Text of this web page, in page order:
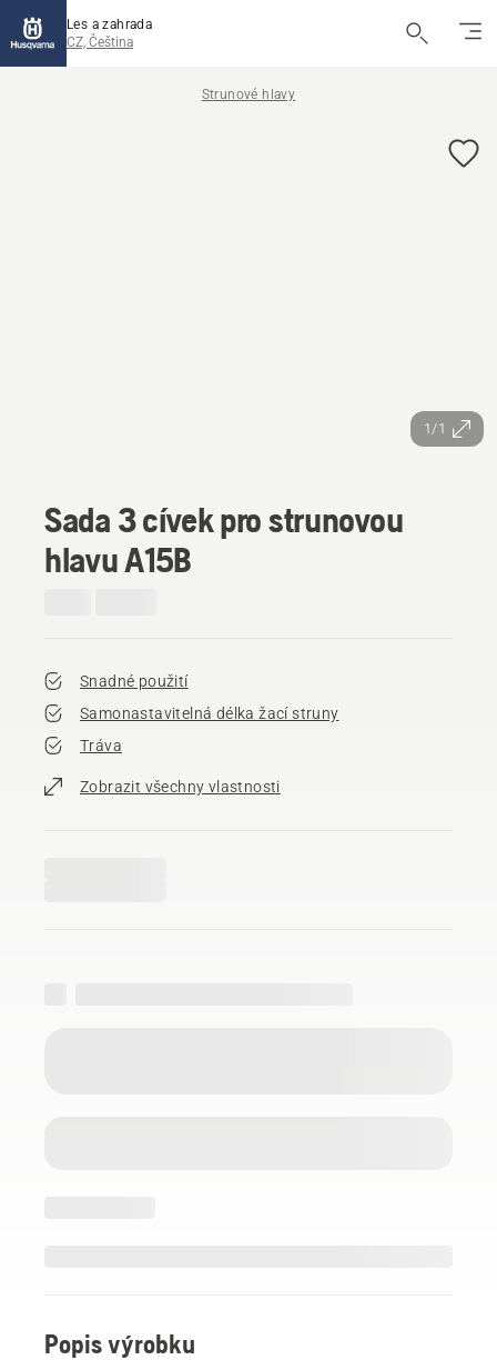
Les a zahrada
CZ, Čeština
Strunové hlavy
1/1
Sada 3 cívek pro strunovou
hlavu A15B
Snadné použití
Samonastavitelná délka žací struny
Tráva
Zobrazit všechny vlastnosti
Popis výrobku